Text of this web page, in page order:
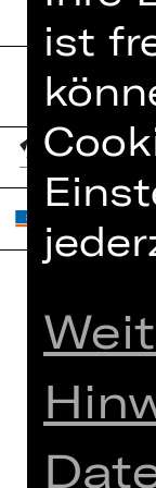
Home
Spielplan
Newsletter
ist